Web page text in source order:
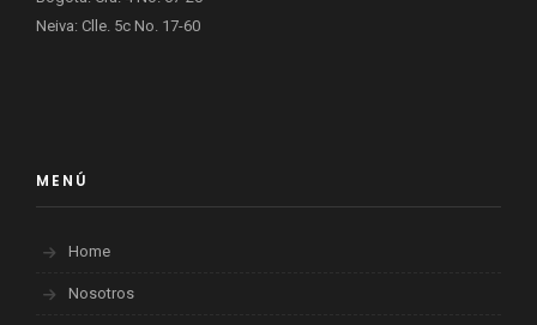
Neiva: Clle. 5c No. 17-60
MENÚ
Home
Nosotros